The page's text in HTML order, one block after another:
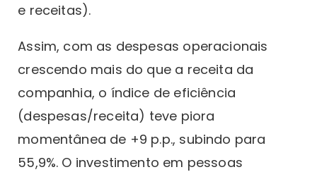
e receitas).
Assim, com as despesas operacionais
crescendo mais do que a receita da
companhia, o índice de eficiência
(despesas/receita) teve piora
momentânea de +9 p.p., subindo para
55,9%. O investimento em pessoas